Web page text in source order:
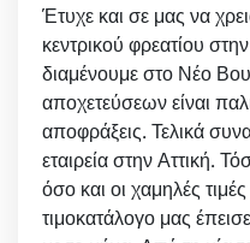
Έτυχε και σε μας να
κεντρικού φρεατίου
διαμένουμε στο Νέο
αποχετεύσεων είναι
αποφράξεις. Τελικά
εταιρεία στην Αττική.
όσο και οι χαμηλές
τιμοκατάλογο μας